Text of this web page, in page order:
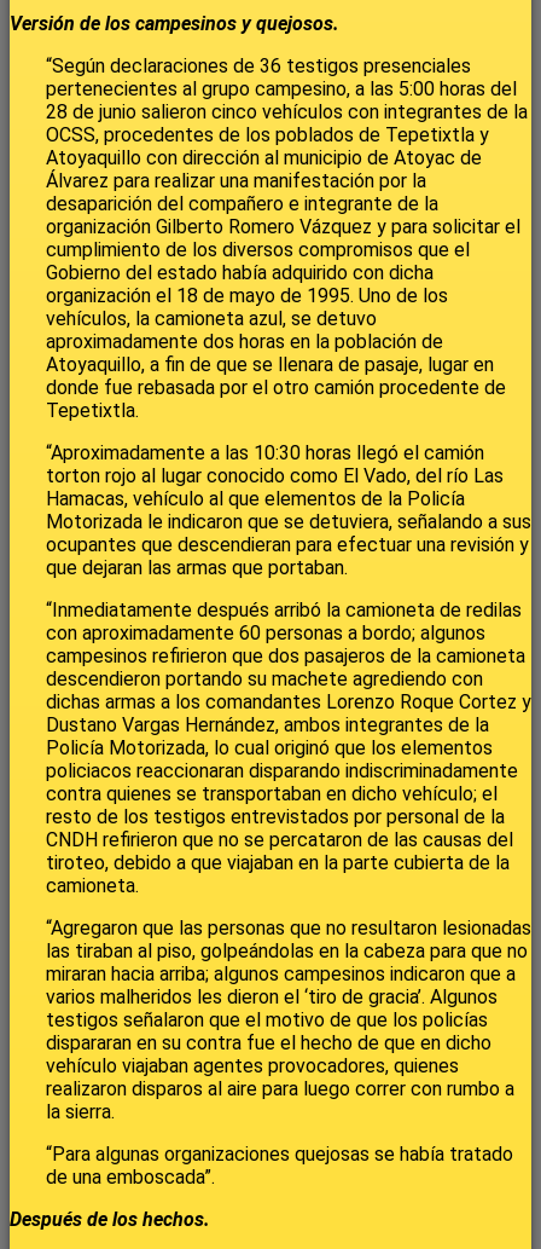
Versión de los campesinos y quejosos.
“Según declaraciones de 36 testigos presenciales
pertenecientes al grupo campesino, a las 5:00 horas del
28 de junio salieron cinco vehículos con integrantes de la
OCSS, procedentes de los poblados de Tepetixtla y
Atoyaquillo con dirección al municipio de Atoyac de
Álvarez para realizar una manifestación por la
desaparición del compañero e integrante de la
organización Gilberto Romero Vázquez y para solicitar el
cumplimiento de los diversos compromisos que el
Gobierno del estado había adquirido con dicha
organización el 18 de mayo de 1995. Uno de los
vehículos, la camioneta azul, se detuvo
aproximadamente dos horas en la población de
Atoyaquillo, a fin de que se llenara de pasaje, lugar en
donde fue rebasada por el otro camión procedente de
Tepetixtla.
“Aproximadamente a las 10:30 horas llegó el camión
torton rojo al lugar conocido como El Vado, del río Las
Hamacas, vehículo al que elementos de la Policía
Motorizada le indicaron que se detuviera, señalando a sus
ocupantes que descendieran para efectuar una revisión y
que dejaran las armas que portaban.
“Inmediatamente después arribó la camioneta de redilas
con aproximadamente 60 personas a bordo; algunos
campesinos refirieron que dos pasajeros de la camioneta
descendieron portando su machete agrediendo con
dichas armas a los comandantes Lorenzo Roque Cortez y
Dustano Vargas Hernández, ambos integrantes de la
Policía Motorizada, lo cual originó que los elementos
policiacos reaccionaran disparando indiscriminadamente
contra quienes se transportaban en dicho vehículo; el
resto de los testigos entrevistados por personal de la
CNDH refirieron que no se percataron de las causas del
tiroteo, debido a que viajaban en la parte cubierta de la
camioneta.
“Agregaron que las personas que no resultaron lesionadas
las tiraban al piso, golpeándolas en la cabeza para que no
miraran hacia arriba; algunos campesinos indicaron que a
varios malheridos les dieron el ‘tiro de gracia’. Algunos
testigos señalaron que el motivo de que los policías
dispararan en su contra fue el hecho de que en dicho
vehículo viajaban agentes provocadores, quienes
realizaron disparos al aire para luego correr con rumbo a
la sierra.
“Para algunas organizaciones quejosas se había tratado
de una emboscada”.
Después de los hechos.